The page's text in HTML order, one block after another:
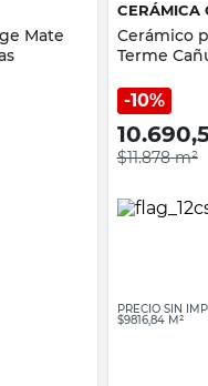
Mate
CERÁMICA
Cerámico
Terme
10%
$11.878m²
PRECIO SIN
$9816,84 M²